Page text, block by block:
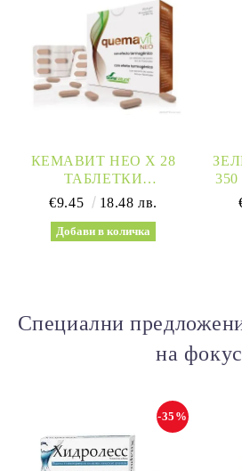
КЕМАВИТ НЕО Х 28
ТАБЛЕТКИ
(ОСЛАБВАНЕ) СОРИА
NEO
€9.45 18.48 лв.
Специални
на фокус
-35%